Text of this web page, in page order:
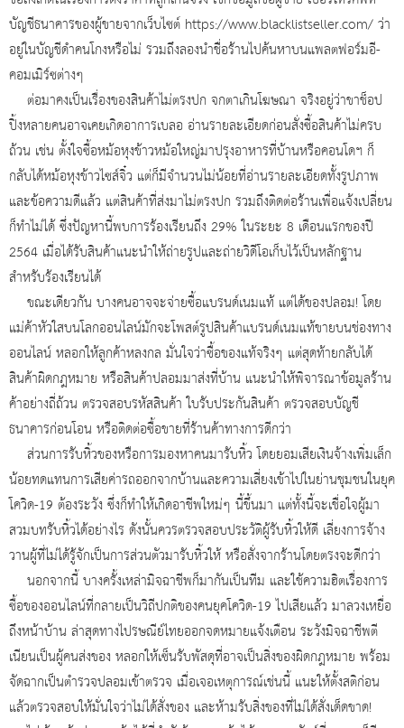
บัญชีธนาคารของผู้ขายจากเว็บไซต์ https://www.blacklistseller.com/ ว่า
อยู่ในบัญชีดำคนโกงหรือไม่ รวมถึงลองนำชื่อร้านไปค้นหาบนแพลตฟอร์มอี-
คอมเมิร์ซต่างๆ
ต่อมาคงเป็นเรื่องของสินค้าไม่ตรงปก จกตาเกินโฆษณา จริงอยู่ว่าขาช็อป
ปิ้งหลายคนอาจเคยเกิดอาการเบลอ อ่านรายละเอียดก่อนสั่งซื้อสินค้าไม่ครบ
ถ้วน เช่น ตั้งใจซื้อหม้อหุงข้าวหม้อใหญ่มาปรุงอาหารที่บ้านหรือคอนโดฯ ก็
กลับได้หม้อหุงข้าวไซส์จิ๋ว แต่ก็มีจำนวนไม่น้อยที่อ่านรายละเอียดทั้งรูปภาพ
และข้อความดีแล้ว แต่สินค้าที่ส่งมาไม่ตรงปก รวมถึงติดต่อร้านเพื่อแจ้งเปลี่ยน
ก็ทำไม่ได้ ซึ่งปัญหานี้พบการร้องเรียนถึง 29% ในระยะ 8 เดือนแรกของปี
2564 เมื่อได้รับสินค้าแนะนำให้ถ่ายรูปและถ่ายวิดีโอเก็บไว้เป็นหลักฐาน
สำหรับร้องเรียนได้
ขณะเดียวกัน บางคนอาจจะจ่ายซื้อแบรนด์เนมแท้ แต่ได้ของปลอม! โดย
แม่ค้าหัวใสบนโลกออนไลน์มักจะโพสต์รูปสินค้าแบรนด์เนมแท้ขายบนช่องทาง
ออนไลน์ หลอกให้ลูกค้าหลงกล มั่นใจว่าซื้อของแท้จริงๆ แต่สุดท้ายกลับได้
สินค้าผิดกฎหมาย หรือสินค้าปลอมมาส่งที่บ้าน แนะนำให้พิจารณาข้อมูลร้าน
ค้าอย่างถี่ถ้วน ตรวจสอบรหัสสินค้า ใบรับประกันสินค้า ตรวจสอบบัญชี
ธนาคารก่อนโอน หรือติดต่อซื้อขายที่ร้านค้าทางการดีกว่า
ส่วนการรับหิ้วของหรือการมองหาคนมารับหิ้ว โดยยอมเสียเงินจ้างเพิ่มเล็ก
น้อยทดแทนการเสียค่ารถออกจากบ้านและความเสี่ยงเข้าไปในย่านชุมชนในยุค
โควิด-19 ต้องระวัง ซึ่งก็ทำให้เกิดอาชีพใหม่ๆ นี้ขึ้นมา แต่ทั้งนี้จะเชื่อใจผู้มา
สวมบทรับหิ้วได้อย่างไร ดังนั้นควรตรวจสอบประวัติผู้รับหิ้วให้ดี เลี่ยงการจ้าง
วานผู้ที่ไม่ได้รู้จักเป็นการส่วนตัวมารับหิ้วให้ หรือสั่งจากร้านโดยตรงจะดีกว่า
นอกจากนี้ บางครั้งเหล่ามิจฉาชีพก็มากันเป็นทีม และใช้ความฮิตเรื่องการ
ซื้อของออนไลน์ที่กลายเป็นวิถีปกติของคนยุคโควิด-19 ไปเสียแล้ว มาลวงเหยื่อ
ถึงหน้าบ้าน ล่าสุดทางไปรษณีย์ไทยออกจดหมายแจ้งเตือน ระวังมิจฉาชีพตี
เนียนเป็นผู้คนส่งของ หลอกให้เซ็นรับพัสดุที่อาจเป็นสิ่งของผิดกฎหมาย พร้อม
จัดฉากเป็นตำรวจปลอมเข้าตรวจ เมื่อเจอเหตุการณ์เช่นนี้ แนะให้ตั้งสติก่อน
แล้วตรวจสอบให้มั่นใจว่าไม่ได้สั่งของ และห้ามรับสิ่งของที่ไม่ได้สั่งเด็ดขาด!